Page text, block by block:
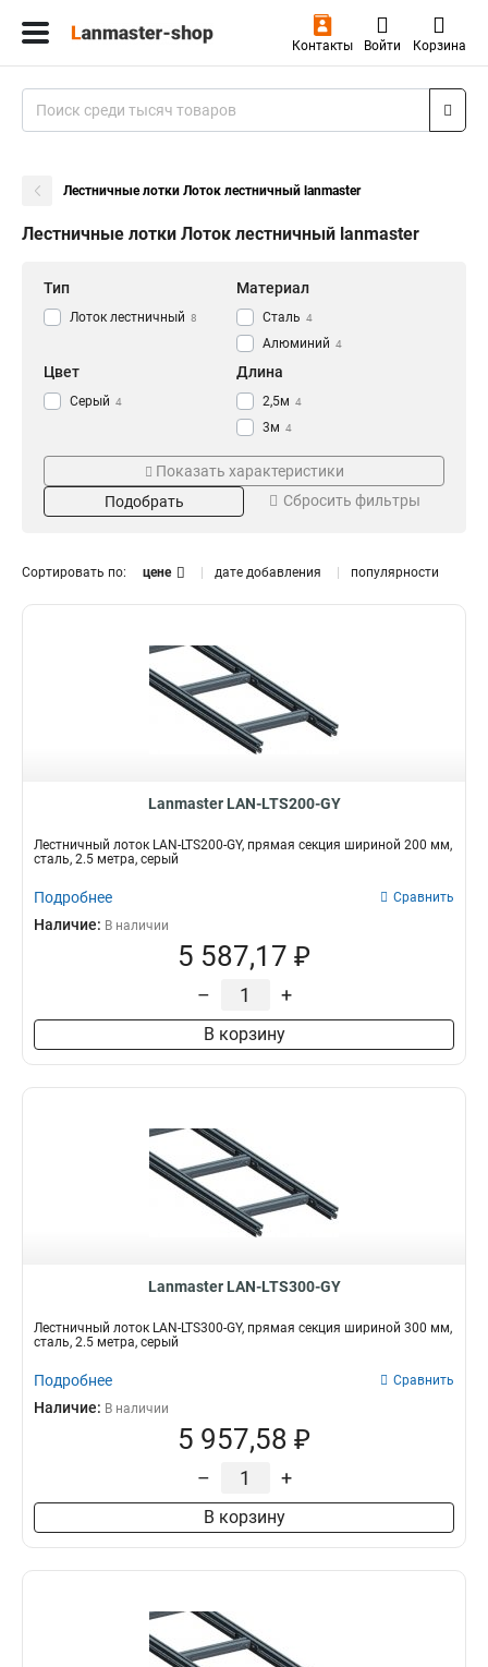
Контакты Войти Корзина
Лестничные лотки Лоток лестничный lanmaster
Лестничные лотки Лоток лестничный lanmaster
Тип
Лоток лестничный 8
Материал
Сталь 4
Алюминий 4
Цвет
Серый 4
Длина
2,5м 4
3м 4
Ширина
500мм 2
400мм 2
Модель
LAN-LTS500-GY 1
LAN-LTS400-GY 1
Показать характеристики
Подобрать
Сбросить фильтры
Сортировать по: цене дате добавления популярности
Lanmaster LAN-LTS200-GY
Лестничный лоток LAN-LTS200-GY, прямая секция шириной 200 мм,
сталь, 2.5 метра, серый
Подробнее Сравнить
Наличие: В наличии
5 587,17 ₽
– +
В корзину
Lanmaster LAN-LTS300-GY
Лестничный лоток LAN-LTS300-GY, прямая секция шириной 300 мм,
сталь, 2.5 метра, серый
Подробнее Сравнить
Наличие: В наличии
5 957,58 ₽
– +
В корзину